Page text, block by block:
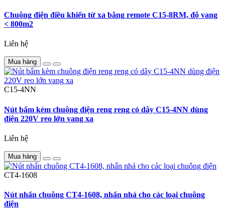
Chuông điện điều khiển từ xa bằng remote C15-8RM, độ vang
< 800m2
Liên hệ
Mua hàng
C15-4NN
Nút bấm kèm chuông điện reng reng có dây C15-4NN dùng
điện 220V reo lớn vang xa
Liên hệ
Mua hàng
CT4-1608
Nút nhấn chuông CT4-1608, nhấn nhả cho các loại chuông
điện